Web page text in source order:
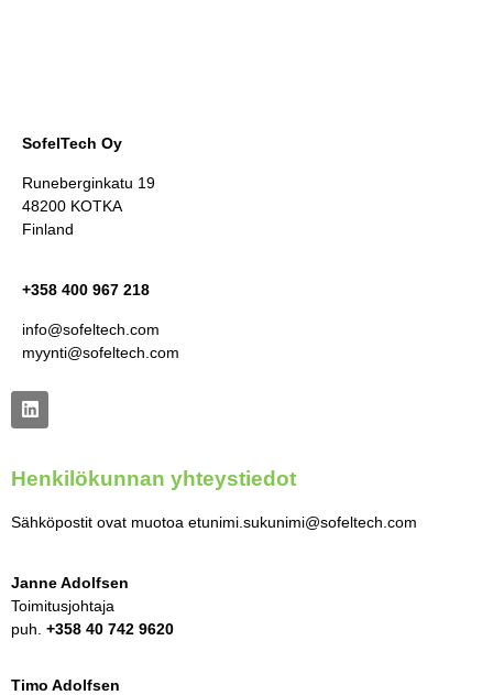
SofelTech Oy
Runeberginkatu 19
48200 KOTKA
Finland
+358 400 967 218
info@sofeltech.com
myynti@sofeltech.com
Henkilökunnan yhteystiedot
Sähköpostit ovat muotoa etunimi.sukunimi@sofeltech.com
Janne Adolfsen
Toimitusjohtaja
puh. +358 40 742 9620
Timo Adolfsen